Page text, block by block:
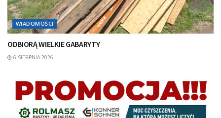
WIADOMOŚCI
ODBIORĄ WIELKIE GABARYTY
6 SIERPNIA 2026